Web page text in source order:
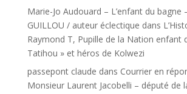
Marie-Jo Audouard – L’enfant du bagne
GUILLOU / auteur éclectique dans
Raymond T, Pupille de la Nation enfant
Tatihou » et héros de Kolwezi
passepont claude dans Courrier en
Monsieur Laurent Jacobelli – député de